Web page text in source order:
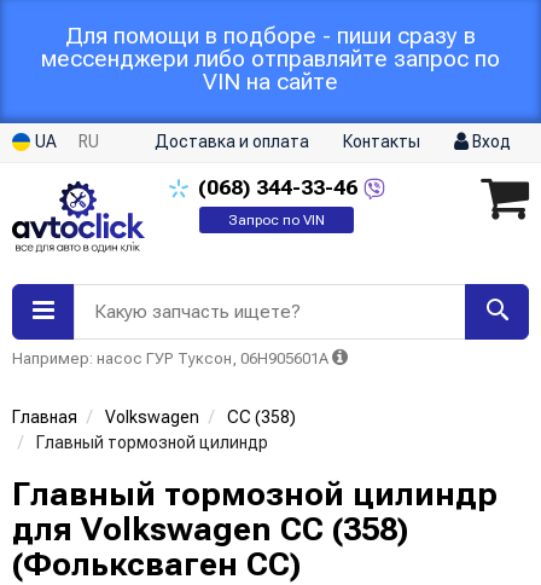
Для помощи в подборе - пиши сразу в
мессенджери либо отправляйте запрос по
VIN на сайте
UA RU Доставка и оплата Контакты Вход
(068) 344-33-46
Запрос по VIN
Какую запчасть ищете?
Например: насос ГУР Туксон, 06H905601A
Главная Volkswagen
CC (358)
Главный тормозной цилиндр
Главный тормозной цилиндр
для Volkswagen CC (358)
(Фольксваген CC)